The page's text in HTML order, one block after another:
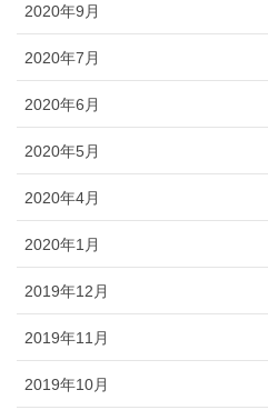
2020年9月
2020年7月
2020年6月
2020年5月
2020年4月
2020年1月
2019年12月
2019年11月
2019年10月